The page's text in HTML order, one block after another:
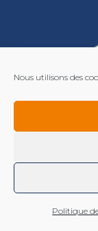
Nous utilisons des
Politique